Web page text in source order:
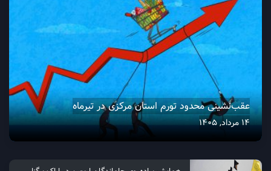
عقب‌نشینی محدود تورم استان مرکزی در تیرماه
14 مرداد, 1405